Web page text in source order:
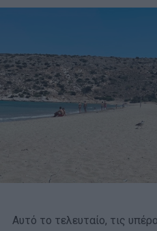
Αυτό το τελευταίο, τις